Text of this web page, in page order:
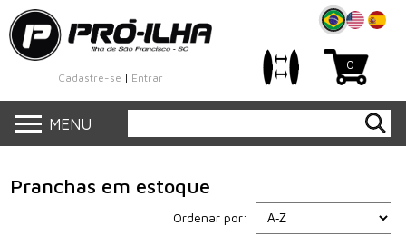
Cadastre-se | Entrar
0
MENU
Pranchas em estoque
Ordenar por: